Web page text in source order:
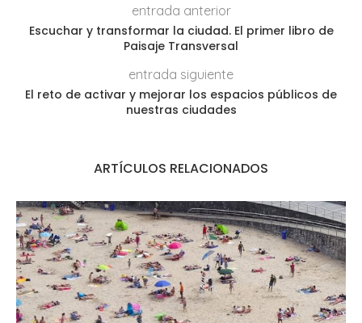
entrada anterior
Escuchar y transformar la ciudad. El primer libro de
Paisaje Transversal
entrada siguiente
El reto de activar y mejorar los espacios públicos de
nuestras ciudades
ARTÍCULOS RELACIONADOS